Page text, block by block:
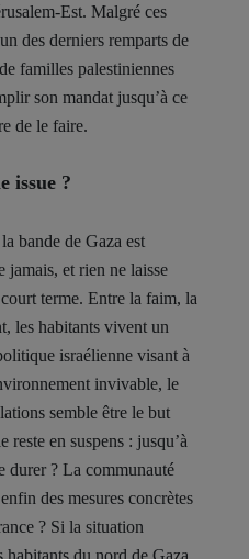
Est. Malgré ces
des derniers remparts de
familles palestiniennes
son mandat jusqu’à ce
de le faire.
issue ?
bande de Gaza est
jamais, et rien ne laisse
terme. Entre la faim, la
les habitants vivent un
israélienne visant à
invivable, le
semble être le but
en suspens : jusqu’à
durer ? La communauté
des mesures concrètes
? Si la situation
habitants du nord de Gaza